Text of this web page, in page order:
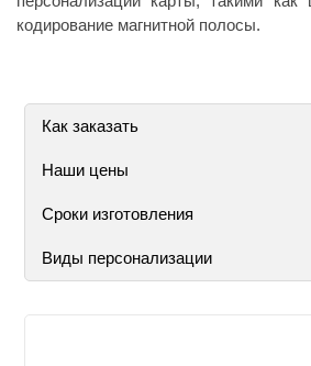
кодирование магнитной полосы.
Как заказать
Наши цены
Сроки изготовления
Виды персонализации